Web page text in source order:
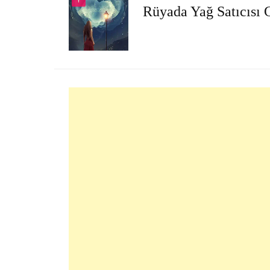
Rüyada Yağ Satıcısı